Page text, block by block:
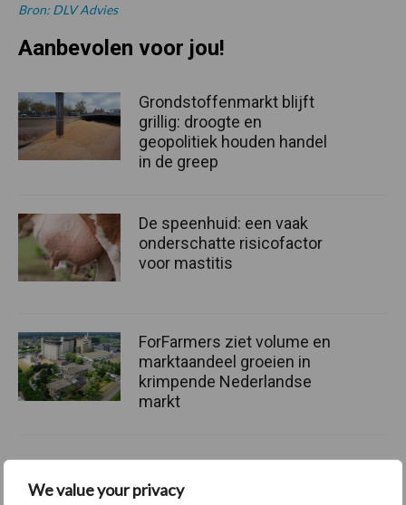
We value your privacy
Bron: DLV Advies
Aanbevolen voor jou!
Grondstoffenmarkt blijft
grillig: droogte en
geopolitiek houden handel
in de greep
De speenhuid: een vaak
onderschatte risicofactor
voor mastitis
ForFarmers ziet volume en
marktaandeel groeien in
krimpende Nederlandse
markt
Themapagina's